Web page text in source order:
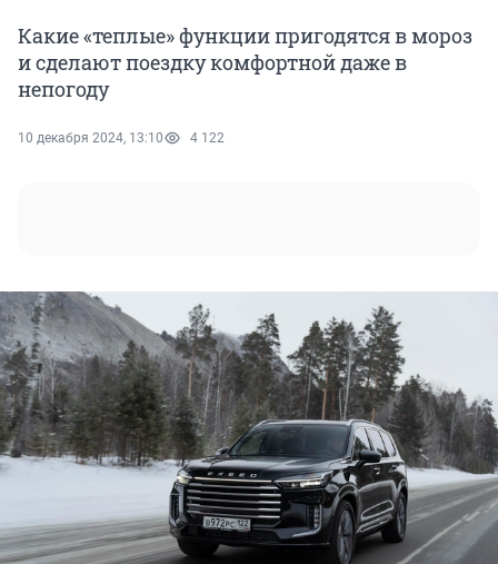
Какие «теплые» функции пригодятся в мороз
и сделают поездку комфортной даже в
непогоду
10 декабря 2024, 13:10 4 122